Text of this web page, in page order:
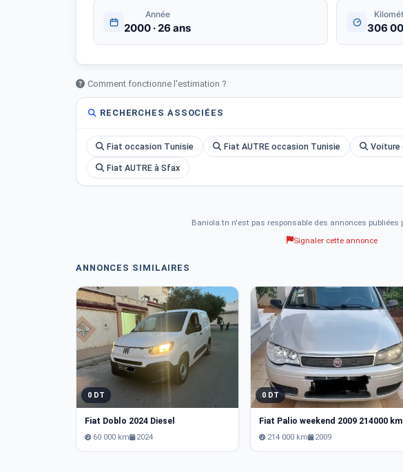
Année
2000 · 26 ans 306
Comment fonctionne l'estimation ?
RECHERCHES ASSOCIÉES
Fiat occasion Tunisie Fiat AUTRE occasion Tunisie Voiture
Fiat AUTRE à Sfax
Baniola.tn n'est pas responsable des annonces
Signaler cette annonce
ANNONCES SIMILAIRES
0 DT
Fiat Doblo 2024 Diesel
60 000 km 2024
0 DT
Fiat Palio weekend 2009 214000 km
214 000 km 2009